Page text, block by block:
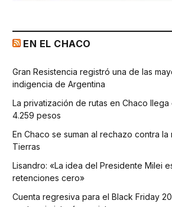
EN EL CHACO
Gran Resistencia registró una de las
indigencia de Argentina
La privatización de rutas en Chaco
4.259 pesos
En Chaco se suman al rechazo contra
Tierras
Lisandro: «La idea del Presidente Milei
retenciones cero»
Cuenta regresiva para el Black Friday